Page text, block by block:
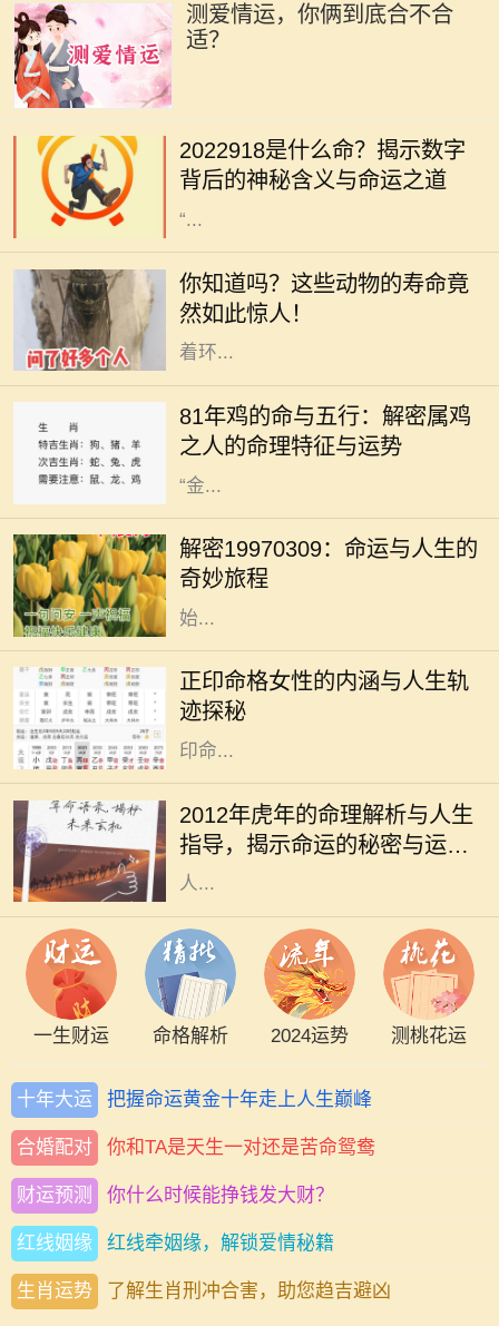
测爱情运，你俩到底合不合
适？
2022918是什么命？揭示数字
背后的神秘含义与命运之道
有着千丝万缕的联系。尤其是某些特
定的数字，常常被赋予特殊的意义和
象征。今天，我们就来深入探讨一下
“...
你知道吗？这些动物的寿命竟
然如此惊人！
在自然界中，各种动物以不同的方式
生存着，而其中一些小生命却拥有令
人惊叹的长寿。在地球的丰富生态
中，每一种动物都以自己的方式适应
着环...
81年鸡的命与五行：解密属鸡
之人的命理特征与运势
在中国传统文化中，生肖和五行的组
合常常被用来解读一个人的命运与性
格特征。1981年出生的人属鸡，根据
五行的理论，出生于这一年的鸡是
“金...
解密19970309：命运与人生的
奇妙旅程
在命理学的浩瀚海洋中，许多数字和
日期承载着独特的象征意义。1997年
3月9日，这一天不仅仅是一个普普通
通的日子，更是象征着某种命运的开
始...
正印命格女性的内涵与人生轨
迹探秘
正印命格在八字命理中，是一种被视
为吉祥的命格类型，尤其对女性而
言，具有独特的象征意义。正印通常
代表着母亲、智慧与情感，对处于正
印命...
2012年虎年的命理解析与人生
指导，揭示命运的秘密与运势
的变化
在中国传统文化中，生肖文化有着深
厚的根基，特别是对于每一年出生的
孩子，大家都十分关注他们的命理与
性格特征。2012年是壬辰年，属虎的
人...
一生财运 命格解析 2024运势 测桃花运
十年大运 把握命运黄金十年走上人生巅峰
合婚配对 你和TA是天生一对还是苦命鸳鸯
财运预测 你什么时候能挣钱发大财？
红线姻缘 红线牵姻缘，解锁爱情秘籍
生肖运势 了解生肖刑冲合害，助您趋吉避凶
《1984》是乔治·奥威尔所著的一部